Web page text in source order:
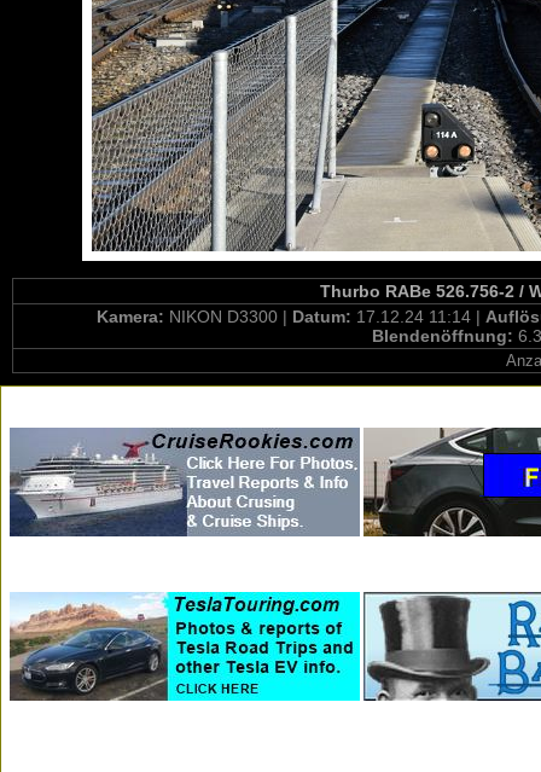
Thurbo RABe 526.756-2 /
Kamera: NIKON D3300 | Datum: 17.12.24 11:14 |
Blendenöffnung: